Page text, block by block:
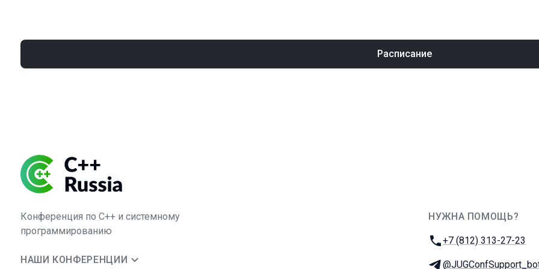
Расписание
Конференция по C++ и системному
программированию
НАШИ КОНФЕРЕНЦИИ
НУЖНА ПОМОЩЬ?
Телефон:
+7 (812) 313-27-23
Телеграм: